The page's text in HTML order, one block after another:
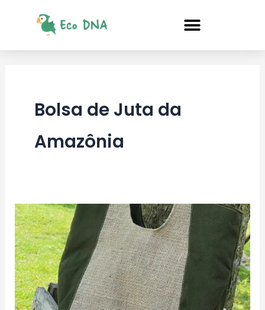
Bolsa de Juta da
Amazônia
Juta
da
Amazônia:
A
fibra
que